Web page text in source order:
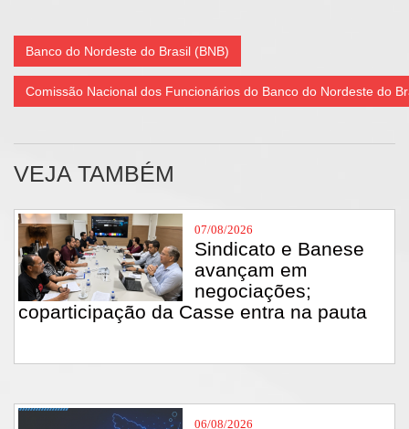
Banco do Nordeste do Brasil (BNB)
Comissão Nacional dos Funcionários do Banco do Nordeste do
VEJA TAMBÉM
07/08/2026
Sindicato e Banese
avançam em
negociações;
coparticipação da Casse entra na pauta
06/08/2026